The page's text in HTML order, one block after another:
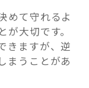
めて守れるよ
大切です。
きますが、逆
まうことがあ